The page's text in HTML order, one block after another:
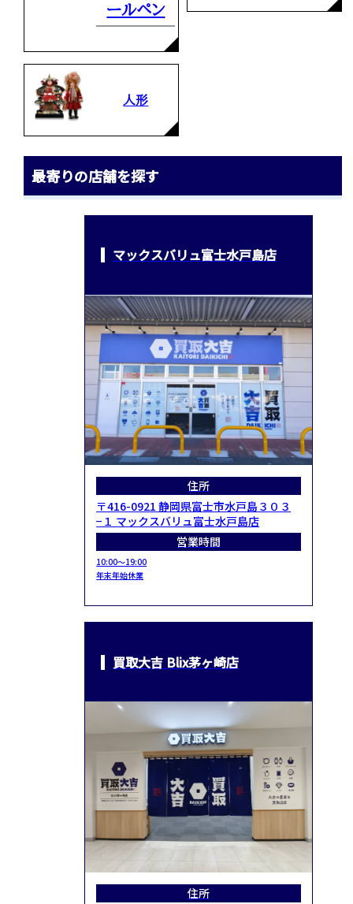
ールペン
人形
最寄りの店舗を探す
マックスバリュ富士水戸島店
住所
〒416-0921 静岡県富士市水戸島３０３
−１ マックスバリュ富士水戸島店
営業時間
10:00～19:00
年末年始休業
買取大吉 Blix茅ヶ崎店
住所